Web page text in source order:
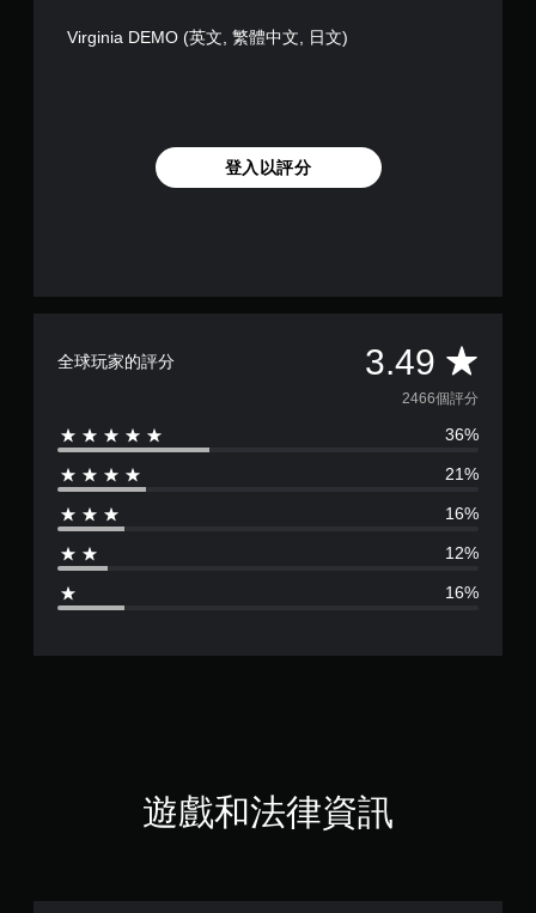
Virginia DEMO (英文, 繁體中文, 日文)
登入以評分
全球玩家的評分 3.49 平
均
評
分
3
4
2466個評分
36%
21%
16%
12%
16%
遊戲和法律資訊